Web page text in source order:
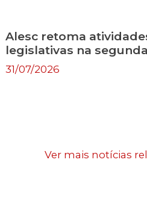
Alesc retoma
legislativas na
31/07/2026
Ver mais notícias